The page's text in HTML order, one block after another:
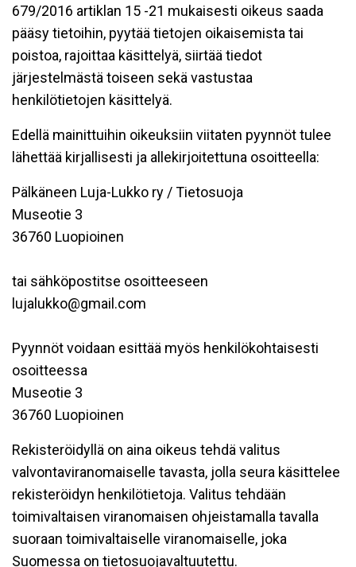
679/2016 artiklan 15 -21 mukaisesti oikeus saada
pääsy tietoihin, pyytää tietojen oikaisemista tai
poistoa, rajoittaa käsittelyä, siirtää tiedot
järjestelmästä toiseen sekä vastustaa
henkilötietojen käsittelyä.
Edellä mainittuihin oikeuksiin viitaten pyynnöt tulee
lähettää kirjallisesti ja allekirjoitettuna osoitteella:
Pälkäneen Luja-Lukko ry / Tietosuoja
Museotie 3
36760 Luopioinen
tai sähköpostitse osoitteeseen
lujalukko@gmail.com
Pyynnöt voidaan esittää myös henkilökohtaisesti
osoitteessa
Museotie 3
36760 Luopioinen
Rekisteröidyllä on aina oikeus tehdä valitus
valvontaviranomaiselle tavasta, jolla seura käsittelee
rekisteröidyn henkilötietoja. Valitus tehdään
toimivaltaisen viranomaisen ohjeistamalla tavalla
suoraan toimivaltaiselle viranomaiselle, joka
Suomessa on tietosuojavaltuutettu.